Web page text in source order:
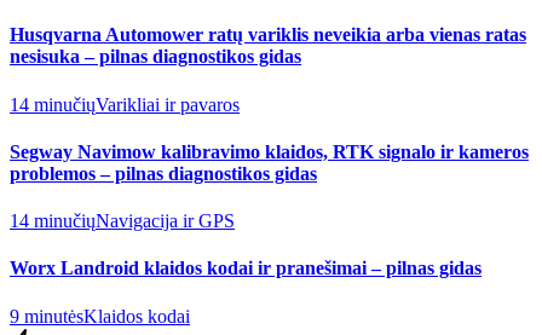
Husqvarna Automower ratų variklis neveikia arba vienas ratas
nesisuka – pilnas diagnostikos gidas
14 minučiųVarikliai ir pavaros
Segway Navimow kalibravimo klaidos, RTK signalo ir kameros
problemos – pilnas diagnostikos gidas
14 minučiųNavigacija ir GPS
Worx Landroid klaidos kodai ir pranešimai – pilnas gidas
9 minutėsKlaidos kodai